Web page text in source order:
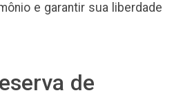
e garantir sua liberdade
de